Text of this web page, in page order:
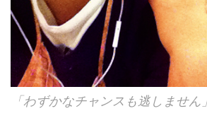
「わずかなチャンスも逃しません」